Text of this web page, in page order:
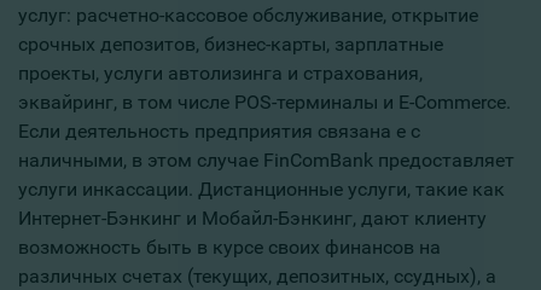
услуг: расчетно-кассовое обслуживание, открытие
срочных депозитов, бизнес-карты, зарплатные
проекты, услуги автолизинга и страхования,
эквайринг, в том числе POS-терминалы и E-Commerce.
Если деятельность предприятия связана е с
наличными, в этом случае FinComBank предоставляет
услуги инкассации. Дистанционные услуги, такие как
Интернет-Бэнкинг и Мобайл-Бэнкинг, дают клиенту
возможность быть в курсе своих финансов на
различных счетах (текущих, депозитных, ссудных), а